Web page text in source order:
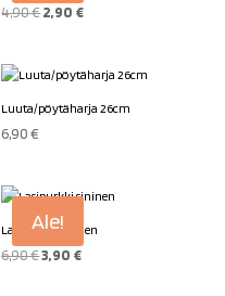
4,90€Alkuperäinen
4,90 €.
2,90 €Nykyinen
2,90 €.
Luuta/pöytäharja 26cm
6,90€
Ale!
Lasipurkki sininen
6,90€Alkuperäinen
3,90 €Nykyinen